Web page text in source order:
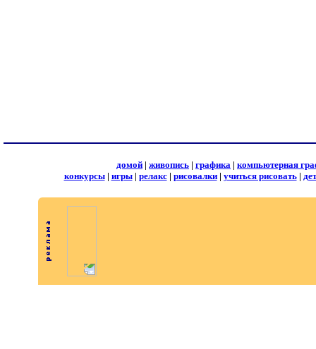
домой | живопись | графика | компьютерная
конкурсы| игры| релакс| рисовалки| учиться рисовать|